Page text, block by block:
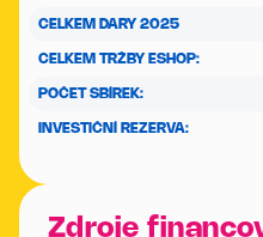
CELKEM DARY 2025
CELKEM TRŽBY ESHOP:
POČET SBÍREK:
INVESTIČNÍ REZERVA:
Zdroje